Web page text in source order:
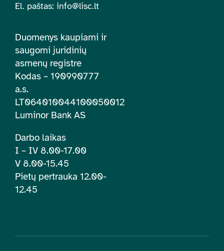
El. paštas: info@lisc.lt
Duomenys kaupiami ir
saugomi juridinių
asmenų registre
Kodas – 190990777
a.s.
LT064010044100050012
Luminor Bank AS
Darbo laikas
I – IV 8.00-17.00
V 8.00-15.45
Pietų pertrauka 12.00-
12.45